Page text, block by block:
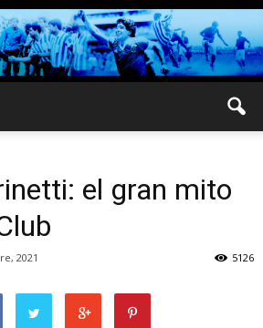
el gran mito
2021 5126